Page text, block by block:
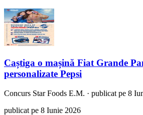
Caștiga o mașină Fiat Grande
personalizate Pepsi
Concurs Star Foods E.M. · publicat pe 8
publicat pe 8 Iunie 2026